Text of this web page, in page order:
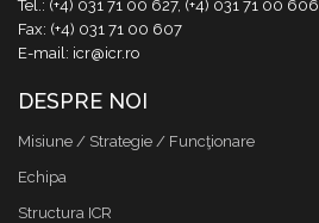
Tel.: (+4) 031 71 00 627, (+4) 031 71 00 606
Fax: (+4) 031 71 00 607
E-mail: icr@icr.ro
DESPRE NOI
Misiune / Strategie / Funcţionare
Echipa
Structura ICR